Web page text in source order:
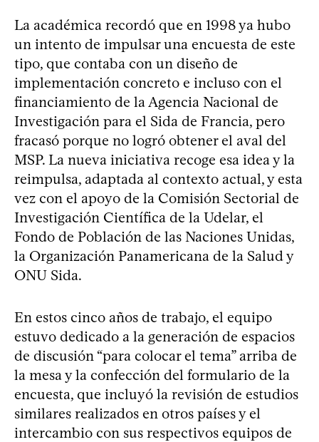
La académica recordó que en 1998 ya hubo
un intento de impulsar una encuesta de este
tipo, que contaba con un diseño de
implementación concreto e incluso con el
financiamiento de la Agencia Nacional de
Investigación para el Sida de Francia, pero
fracasó porque no logró obtener el aval del
MSP. La nueva iniciativa recoge esa idea y la
reimpulsa, adaptada al contexto actual, y esta
vez con el apoyo de la Comisión Sectorial de
Investigación Científica de la Udelar, el
Fondo de Población de las Naciones Unidas,
la Organización Panamericana de la Salud y
ONU Sida.
En estos cinco años de trabajo, el equipo
estuvo dedicado a la generación de espacios
de discusión “para colocar el tema” arriba de
la mesa y la confección del formulario de la
encuesta, que incluyó la revisión de estudios
similares realizados en otros países y el
intercambio con sus respectivos equipos de